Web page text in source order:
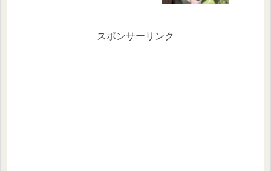
スポンサーリンク